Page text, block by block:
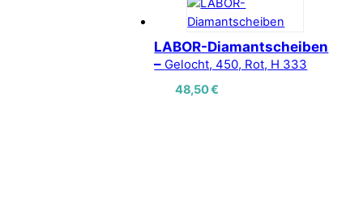
LABOR-Diamantscheiben
– Gelocht, 450, Rot, H 333
48,50€